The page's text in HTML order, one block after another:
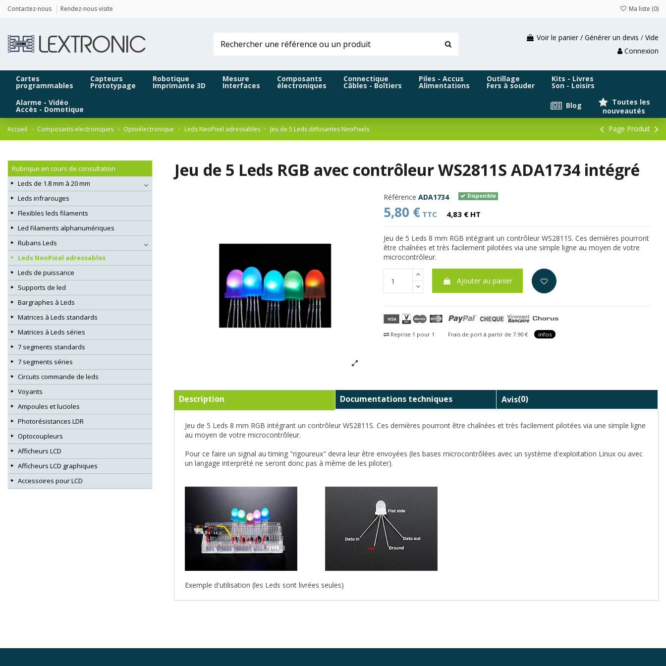
Contactez-nous Rendez-nous visite Ma liste (0)
Voir le panier / Générer un devis / Vide
Connexion
Cartes
programmables
Capteurs
Prototypage
Robotique
Imprimante 3D
Mesure
Interfaces
Composants
électroniques
Connectique
Câbles - Boîtiers
Piles - Accus
Alimentations
Outillage
Fers à souder
Kits - Livres
Son - Loisirs
Alarme - Vidéo
Accès - Domotique
Toutes les
nouveautés
Blog
Accueil Composants electroniques Optoélectronique Leds NeoPixel adressables Jeu de 5 Leds diffusantes NeoPixels Page Produit
Jeu de 5 Leds RGB avec contrôleur WS2811S ADA1734 intégré
Référence ADA1734 Disponible
5,80 € TTC 4,83 € HT
Jeu de 5 Leds 8 mm RGB intégrant un contrôleur WS2811S. Ces dernières pourront
être chaînées et très facilement pilotées via une simple ligne au moyen de votre
microcontrôleur.
Ajouter au panier
Reprise 1 pour 1 Frais de port à partir de 7.90 € infos
Description Documentations techniques Avis(0)
Jeu de 5 Leds 8 mm RGB intégrant un contrôleur WS2811S. Ces dernières pourront être chaînées et très facilement pilotées via une simple ligne
au moyen de votre microcontrôleur.
Pour ce faire un signal au timing "rigoureux" devra leur être envoyées (les bases microcontrôlées avec un système d'exploitation Linux ou avec
un langage interprété ne seront donc pas à même de les piloter).
Exemple d'utilisation (les Leds sont livrées seules)
Rubrique en cours de consultation
Leds de 1.8 mm à 20 mm
Leds infrarouges
Flexibles leds filaments
Led Filaments alphanumériques
Rubans Leds
Leds NeoPixel adressables
Leds de puissance
Supports de led
Bargraphes à Leds
Matrices à Leds standards
Matrices à Leds séries
7 segments standards
7 segments séries
Circuits commande de leds
Voyants
Ampoules et lucioles
Photorésistances LDR
Optocoupleurs
Afficheurs LCD
Afficheurs LCD graphiques
Accessoires pour LCD
Panneau de gestion des cookies